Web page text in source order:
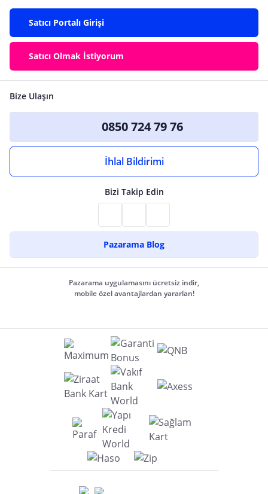
Satıcı Portalı Girişi
Satıcı Olmak İstiyorum
Bize Ulaşın
0850 724 79 76
İhlal Bildirimi
Bizi Takip Edin
Pazarama Blog
Pazarama uygulamasını ücretsiz indir,
mobile özel avantajlardan yararlan!